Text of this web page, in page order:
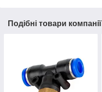
Подібні товари компанії